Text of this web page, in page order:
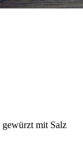
gewürzt mit Salz